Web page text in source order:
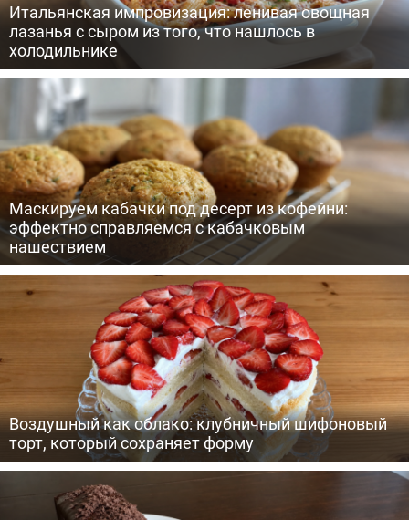
Итальянская импровизация: ленивая овощная
лазанья с сыром из того, что нашлось в
холодильнике
Маскируем кабачки под десерт из кофейни:
эффектно справляемся с кабачковым
нашествием
Воздушный как облако: клубничный шифоновый
торт, который сохраняет форму